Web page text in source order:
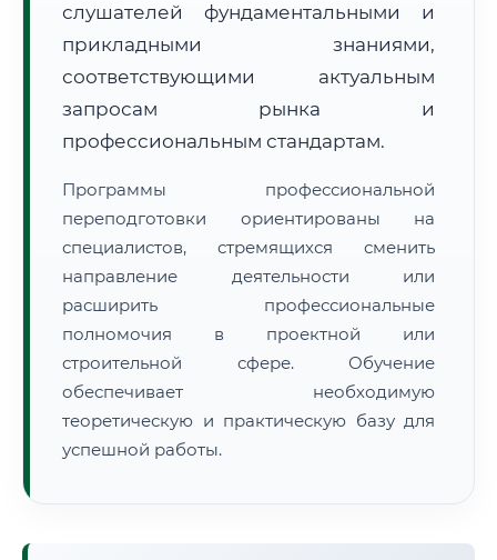
• Маршрут транзита:
📜 Документы и аккредитация ФИС ФРДО
🔍Нажмите на документ для увеличения и просмотра
слушателей фундаментальными и
прикладными знаниями,
соответствующими актуальным
запросам рынка и
профессиональным стандартам.
Программы профессиональной
переподготовки ориентированы на
специалистов, стремящихся сменить
направление деятельности или
расширить профессиональные
полномочия в проектной или
строительной сфере. Обучение
обеспечивает необходимую
теоретическую и практическую базу для
успешной работы.